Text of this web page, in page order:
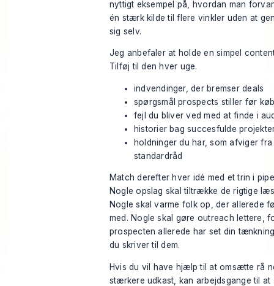
nyttigt eksempel på, hvordan man
én stærk kilde til flere vinkler uden at
sig selv.
Jeg anbefaler at holde en simpel
Tilføj til den hver uge.
indvendinger, der bremser deals
spørgsmål prospects stiller før
fejl du bliver ved med at finde i
historier bag succesfulde
holdninger du har, som afviger fra
standardråd
Match derefter hver idé med et trin i
Nogle opslag skal tiltrække de rigtige
Nogle skal varme folk op, der allerede
med. Nogle skal gøre outreach lettere,
prospecten allerede har set din
du skriver til dem.
Hvis du vil have hjælp til at omsætte rå
stærkere udkast, kan arbejdsgange til at